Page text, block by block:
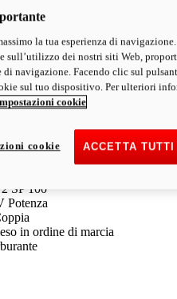
SP
Potenza
in ordine di marcia
kW: 18.890 € i
di più
SP 100
Potenza
in ordine di marcia
la tua esperienza di
sull’utilizzo dei nostri siti Web,
di navigazione. Facendo clic sul
sul tuo dispositivo. Per ulteriori
cookie
ACCETTA
cookie